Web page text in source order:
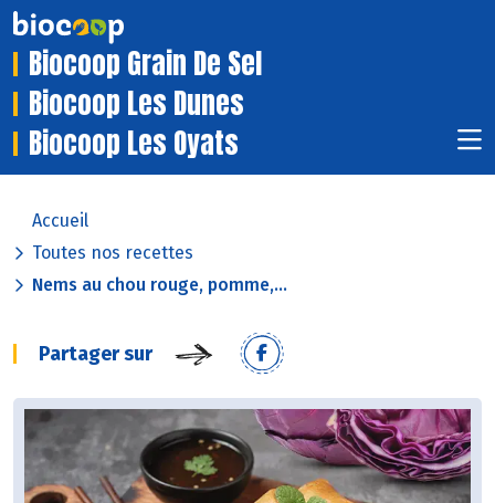
Biocoop Grain De Sel
Biocoop Les Dunes
Biocoop Les Oyats
Accueil
Toutes nos recettes
Nems au chou rouge, pomme,...
Partager sur